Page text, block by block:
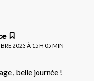
2023 À 15 H 05 MIN
, belle journée !